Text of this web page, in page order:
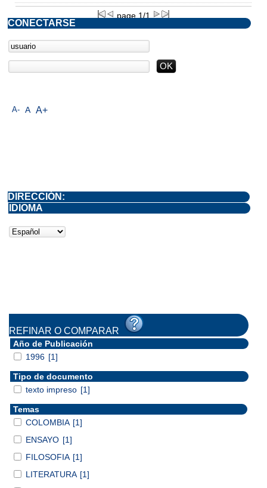
page 1/1
A- A A+
CONECTARSE
DIRECCIÓN:
IDIOMA
REFINAR O COMPARAR
Año de Publicación
1996 [1]
Tipo de documento
texto impreso [1]
Temas
COLOMBIA [1]
ENSAYO [1]
FILOSOFIA [1]
LITERATURA [1]